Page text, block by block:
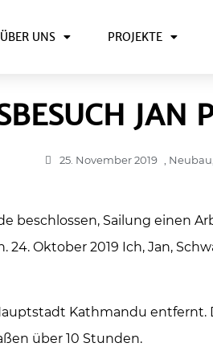
ÜBER UNS PROJEKTE
JAN
25. November 2019 Neubau
beschlossen, Sailung einen
Oktober 2019 Ich, Jan,
Kathmandu
über 10 Stunden.